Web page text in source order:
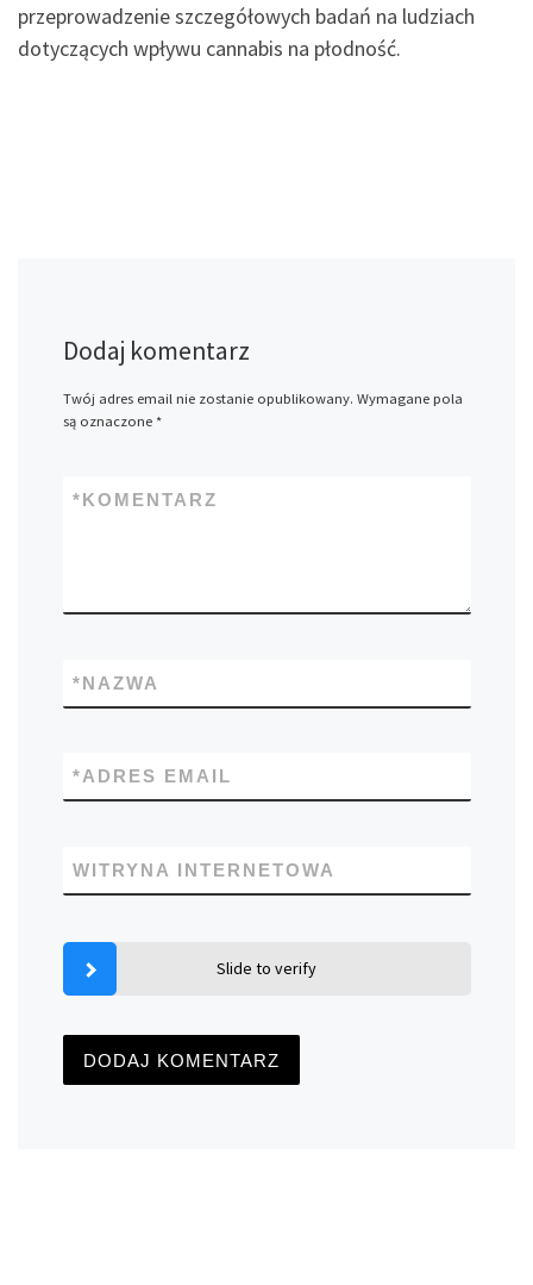
przeprowadzenie szczegółowych badań na ludziach
dotyczących wpływu cannabis na płodność.
Dodaj komentarz
Twój adres email nie zostanie opublikowany. Wymagane pola
są oznaczone *
KOMENTARZ
*
NAZWA
*
ADRES EMAIL
*
WITRYNA INTERNETOWA
Slide to verify